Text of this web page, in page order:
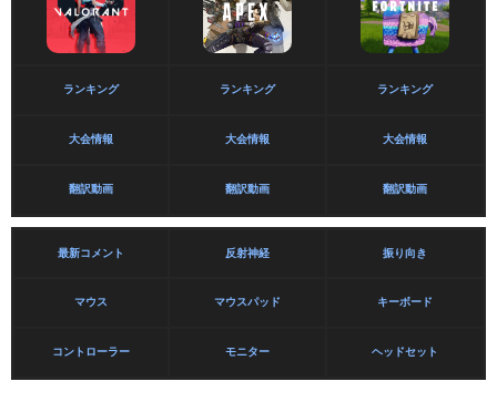
ランキング ランキング ランキング
大会情報 大会情報 大会情報
翻訳動画 翻訳動画 翻訳動画
最新コメント 反射神経 振り向き
マウス マウスパッド キーボード
コントローラー モニター ヘッドセット